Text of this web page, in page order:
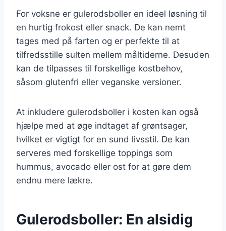
For voksne er gulerodsboller en ideel løsning til
en hurtig frokost eller snack. De kan nemt
tages med på farten og er perfekte til at
tilfredsstille sulten mellem måltiderne. Desuden
kan de tilpasses til forskellige kostbehov,
såsom glutenfri eller veganske versioner.
At inkludere gulerodsboller i kosten kan også
hjælpe med at øge indtaget af grøntsager,
hvilket er vigtigt for en sund livsstil. De kan
serveres med forskellige toppings som
hummus, avocado eller ost for at gøre dem
endnu mere lækre.
Gulerodsboller: En alsidig